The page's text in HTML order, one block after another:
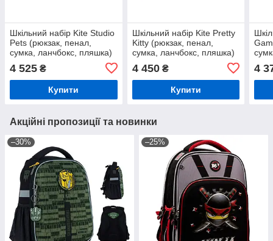
Шкільний набір Kite Studio
Pets (рюкзак, пенал,
сумка, ланчбокс, пляшка)
763S (5)
4 525 ₴
Купити
Шкільний набір Kite Pretty
Kitty (рюкзак, пенал,
сумка, ланчбокс, пляшка)
724S-1 (5)
4 450₴
Купити
4
Акційні пропозиції та новинки
–30% –25%